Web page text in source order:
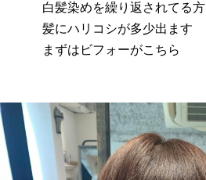
白髪染めを繰り返されてる方
髪にハリコシが多少出ます
まずはビフォーがこちら